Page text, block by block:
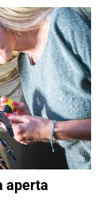
aperta